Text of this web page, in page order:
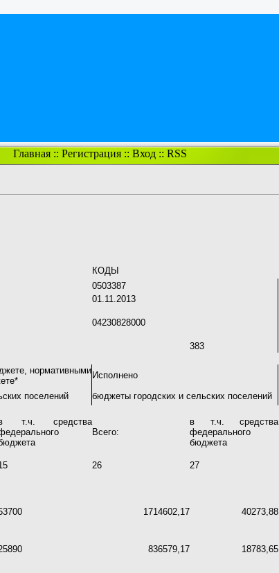
Главная:: Регистрация:: Вход:: RSS
КОДЫ
0503387
01.11.2013
04230828000
383
нормативнымиИсполнено
поселений
бюджеты городских и сельских поселений
т.ч. средства
Всего:
в т.ч. средства
федерального
бюджета
26
27
1714602,17 40273,88
836579,17
18783,65